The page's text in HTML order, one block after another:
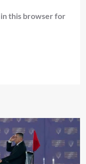
in this browser for